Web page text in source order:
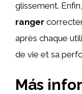
glissement.
ranger
après chaque
de vie et sa
Más